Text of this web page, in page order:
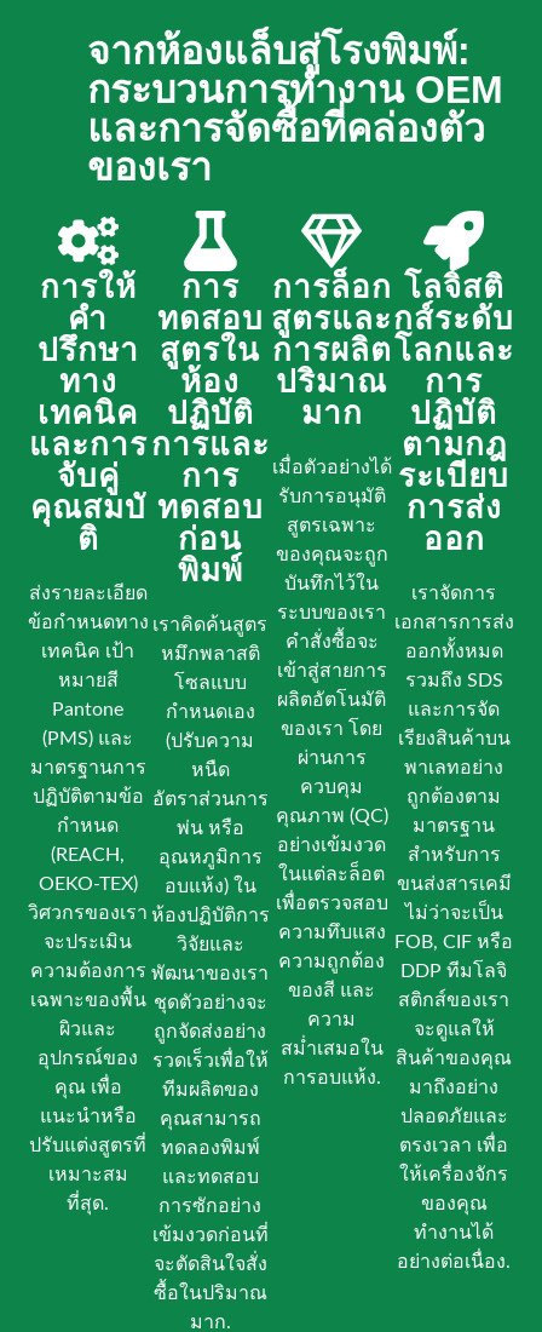
จากห้องแล็บสู่โรงพิมพ์:
กระบวนการทำงาน OEM
และการจัดซื้อที่คล่องตัว
ของเรา
การให้
คำ
ปรึกษา
ทาง
เทคนิค
และการ
จับคู่
คุณสมบั
ติ
ส่งรายละเอียด
ข้อกำหนดทาง
เทคนิค เป้า
หมายสี
Pantone
(PMS) และ
มาตรฐานการ
ปฏิบัติตามข้อ
กำหนด
(REACH,
OEKO-TEX)
วิศวกรของเรา
จะประเมิน
ความต้องการ
เฉพาะของพื้น
ผิวและ
อุปกรณ์ของ
คุณ เพื่อ
แนะนำหรือ
ปรับแต่งสูตรที่
เหมาะสม
ที่สุด.
การ
ทดสอบ
สูตรใน
ห้อง
ปฏิบัติ
การและ
การ
ทดสอบ
ก่อน
พิมพ์
เราคิดค้นสูตร
หมึกพลาสติ
โซลแบบ
กำหนดเอง
(ปรับความ
หนืด
อัตราส่วนการ
พ่น หรือ
อุณหภูมิการ
อบแห้ง) ใน
ห้องปฏิบัติการ
วิจัยและ
พัฒนาของเรา
ชุดตัวอย่างจะ
ถูกจัดส่งอย่าง
รวดเร็วเพื่อให้
ทีมผลิตของ
คุณสามารถ
ทดลองพิมพ์
และทดสอบ
การซักอย่าง
เข้มงวดก่อนที่
จะตัดสินใจสั่ง
ซื้อในปริมาณ
มาก.
การล็อก
สูตรและ
การผลิต
ปริมาณ
มาก
เมื่อตัวอย่างได้
รับการอนุมัติ
สูตรเฉพาะ
ของคุณจะถูก
บันทึกไว้ใน
ระบบของเรา
คำสั่งซื้อจะ
เข้าสู่สายการ
ผลิตอัตโนมัติ
ของเรา โดย
ผ่านการ
ควบคุม
คุณภาพ (QC)
อย่างเข้มงวด
ในแต่ละล็อต
เพื่อตรวจสอบ
ความทึบแสง
ความถูกต้อง
ของสี และ
ความ
สม่ำเสมอใน
การอบแห้ง.
โลจิสติ
กส์ระดับ
โลกและ
การ
ปฏิบัติ
ตามกฎ
ระเบียบ
การส่ง
ออก
เราจัดการ
เอกสารการส่ง
ออกทั้งหมด
รวมถึง SDS
และการจัด
เรียงสินค้าบน
พาเลทอย่าง
ถูกต้องตาม
มาตรฐาน
สำหรับการ
ขนส่งสารเคมี
ไม่ว่าจะเป็น
FOB, CIF หรือ
DDP ทีมโลจิ
สติกส์ของเรา
จะดูแลให้
สินค้าของคุณ
มาถึงอย่าง
ปลอดภัยและ
ตรงเวลา เพื่อ
ให้เครื่องจักร
ของคุณ
ทำงานได้
อย่างต่อเนื่อง.